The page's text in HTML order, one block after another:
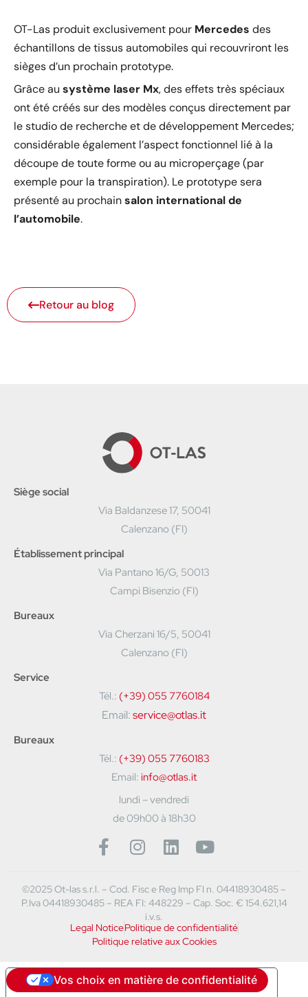
OT-Las produit exclusivement pour Mercedes des
échantillons de tissus automobiles qui recouvriront les
sièges d’un prochain prototype.
Grâce au système laser Mx, des effets très spéciaux
ont été créés sur des modèles conçus directement par
le studio de recherche et de développement Mercedes;
considérable également l’aspect fonctionnel lié à la
découpe de toute forme ou au microperçage (par
exemple pour la transpiration). Le prototype sera
présenté au prochainsalon international de
l’automobile.
Retour au blog
Service
Tél.: (+39) 055 7760184
Email:service@otlas.it
Bureaux
Tél.: (+39) 055 7760183
Email: info@otlas.it
lundi – vendredi
de 09h00 à 18h30
Siège social
Via Baldanzese 17, 50041
Calenzano (FI)
Établissement principal
Via Pantano 16/G, 50013
Campi Bisenzio (FI)
Bureaux
Via Cherzani 16/5, 50041
Calenzano (FI)
©2025 Ot-las s.r.l. – Cod. Fisc e Reg Imp FI n. 04418930485 –
P.Iva 04418930485 – REA FI: 448229 – Cap. Soc. € 154.621,14
i.v.s.
Legal NoticePolitique de confidentialité
Politique relative aux Cookies
Vos choix en matière de confidentialité